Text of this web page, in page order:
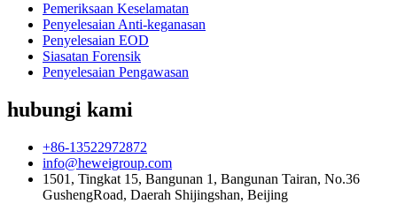
Pemeriksaan Keselamatan
Penyelesaian Anti-keganasan
Penyelesaian EOD
Siasatan Forensik
Penyelesaian Pengawasan
hubungi kami
+86-13522972872
info@heweigroup.com
1501, Tingkat 15, Bangunan 1, Bangunan Tairan, No.36
GushengRoad, Daerah Shijingshan, Beijing